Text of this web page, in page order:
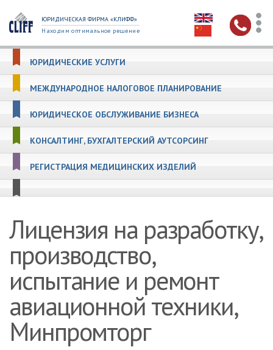
ЮРИДИЧЕСКАЯ ФИРМА «КЛИФФ»
Находим оптимальное решение
ЮРИДИЧЕСКИЕ УСЛУГИ
МЕЖДУНАРОДНОЕ НАЛОГОВОЕ ПЛАНИРОВАНИЕ
ЮРИДИЧЕСКОЕ ОБСЛУЖИВАНИЕ БИЗНЕСА
КОНСАЛТИНГ, БУХГАЛТЕРСКИЙ АУТСОРСИНГ
РЕГИСТРАЦИЯ МЕДИЦИНСКИХ ИЗДЕЛИЙ
Лицензия на разработку,
производство,
испытание и ремонт
авиационной техники,
Минпромторг